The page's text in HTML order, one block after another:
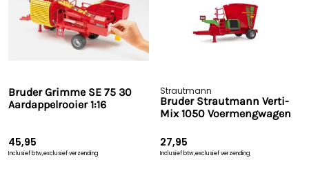
Bruder Grimme SE 75 30
Aardappelrooier 1:16
45,95
Inclusief btw,exclusief verzending
Strautmann
Bruder Strautmann Verti-
Mix 1050 Voermengwagen
27,95
Inclusief btw,exclusief verzending